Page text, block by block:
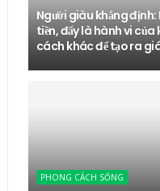
Người giàu khẳng định:
tiền, đấy là hành vi
cách khác để tạo ra
PHONG CÁCH SỐNG